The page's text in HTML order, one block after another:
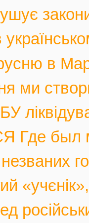
в
ми
был
незваних